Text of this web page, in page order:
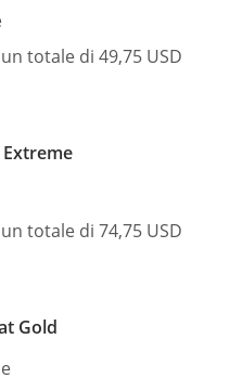
totale di 49,75 USD
totale di 74,75 USD
Gold